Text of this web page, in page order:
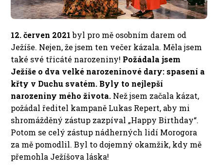
12. červen 2021byl pro mě osobním darem od
Ježíše. Nejen, že jsem ten večer kázala. Měla jsem
také své třicáté narozeniny! Požádala jsem
Ježíše o dva velké narozeninové dary: spasení a
křty v Duchu svatém. Byly to nejlepší
narozeniny mého života. Než jsem začala kázat,
požádal ředitel kampaně Lukas Repert, aby mi
shromážděný zástup zazpíval „Happy Birthday“.
Potom se celý zástup nádherných lidí Morogora
za mě pomodlil. Byl to dojemný okamžik, kdy mě
přemohla Ježíšova láska!